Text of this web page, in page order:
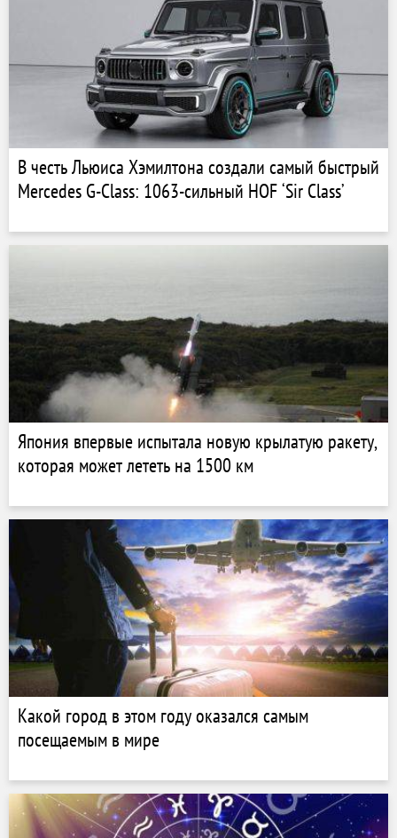
В честь Льюиса Хэмилтона создали самый быстрый
Mercedes G-Class: 1063-сильный HOF ‘Sir Class’
Япония впервые испытала новую крылатую ракету,
которая может лететь на 1500 км
Какой город в этом году оказался самым
посещаемым в мире